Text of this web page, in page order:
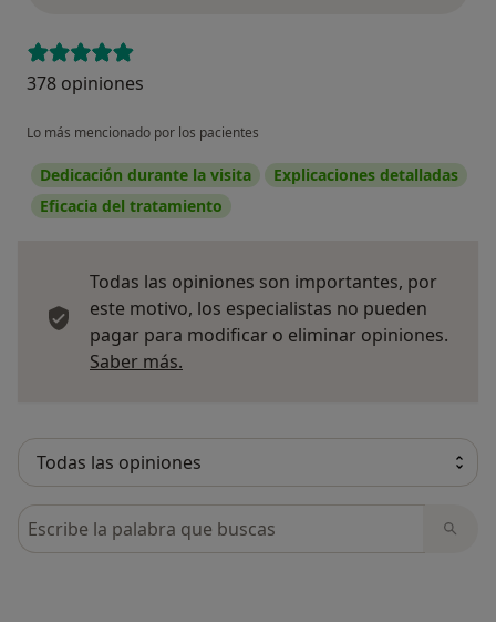
378 opiniones
Lo más mencionado por los pacientes
Dedicación durante la visita
Explicaciones detalladas
Eficacia del tratamiento
Todas las opiniones son importantes, por
este motivo, los especialistas no pueden
pagar para modificar o eliminar opiniones.
Saber más.
Busca en opiniones